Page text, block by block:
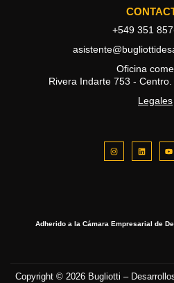
+549 351
Oficina
Rivera Indarte 753 - Centro.
Legales
Adherido a la Cámara Empresarial de
Copyright © 2026 Bugliotti –